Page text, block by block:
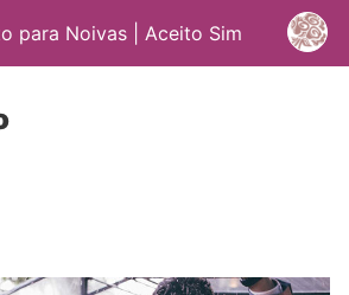
para Noivas | Aceito Sim